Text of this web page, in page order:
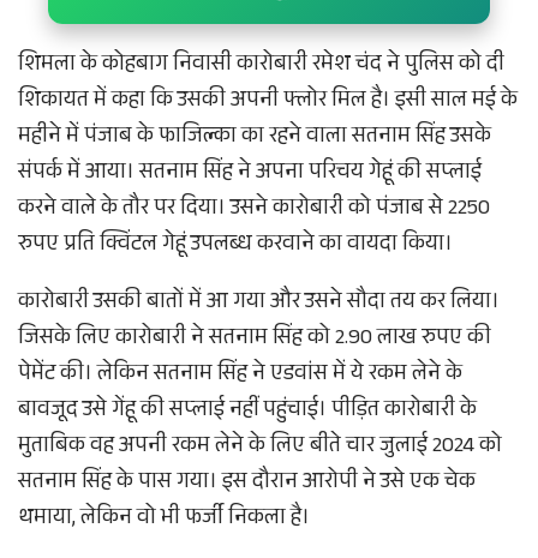
शिमला के कोहबाग निवासी कारोबारी रमेश चंद ने पुलिस को दी
शिकायत में कहा कि उसकी अपनी फ्लोर मिल है। इसी साल मई के
महीने में पंजाब के फाजिल्का का रहने वाला सतनाम सिंह उसके
संपर्क में आया। सतनाम सिंह ने अपना परिचय गेहूं की सप्लाई
करने वाले के तौर पर दिया। उसने कारोबारी को पंजाब से 2250
रुपए प्रति क्विंटल गेहूं उपलब्ध करवाने का वायदा किया।
कारोबारी उसकी बातों में आ गया और उसने सौदा तय कर लिया।
जिसके लिए कारोबारी ने सतनाम सिंह को 2.90 लाख रुपए की
पेमेंट की। लेकिन सतनाम सिंह ने एडवांस में ये रकम लेने के
बावजूद उसे गेंहू की सप्लाई नहीं पहुंचाई। पीड़ित कारोबारी के
मुताबिक वह अपनी रकम लेने के लिए बीते चार जुलाई 2024 को
सतनाम सिंह के पास गया। इस दौरान आरोपी ने उसे एक चेक
थमाया, लेकिन वो भी फर्जी निकला है।